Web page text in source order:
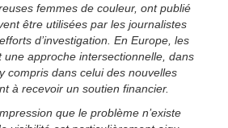
femmes de couleur, ont publié
être utilisées par les journalistes
d’investigation. En Europe, les
une approche intersectionnelle, dans
compris dans celui des nouvelles
à recevoir un soutien financier.
que le problème n’existe